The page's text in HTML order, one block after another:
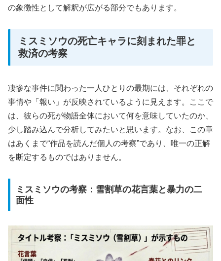
の象徴性として解釈が広がる部分でもあります。
ミスミソウの死亡キャラに刻まれた罪と
救済の考察
凄惨な事件に関わった一人ひとりの最期には、それぞれの
事情や「報い」が反映されているように見えます。ここで
は、彼らの死が物語全体において何を意味していたのか、
少し踏み込んで分析してみたいと思います。なお、この章
はあくまで“作品を読んだ個人の考察”であり、唯一の正解
を断定するものではありません。
ミスミソウの考察：雪割草の花言葉と暴力の二
面性